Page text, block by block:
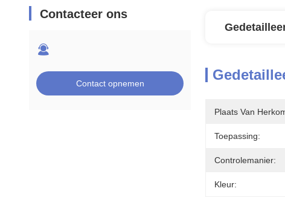
Contacteer ons
Contact opnemen
Plaats Van
Toepassing:
Controlemanier:
Kleur: